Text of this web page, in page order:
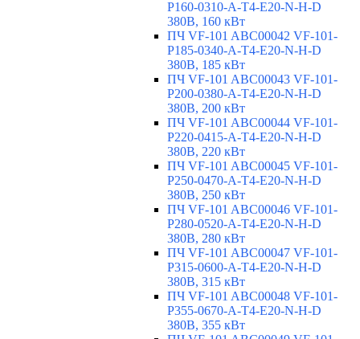
P160-0310-A-T4-E20-N-H-D
380В, 160 кВт
ПЧ VF-101 ABC00042 VF-101-
P185-0340-A-T4-E20-N-H-D
380В, 185 кВт
ПЧ VF-101 ABC00043 VF-101-
P200-0380-A-T4-E20-N-H-D
380В, 200 кВт
ПЧ VF-101 ABC00044 VF-101-
P220-0415-A-T4-E20-N-H-D
380В, 220 кВт
ПЧ VF-101 ABC00045 VF-101-
P250-0470-A-T4-E20-N-H-D
380В, 250 кВт
ПЧ VF-101 ABC00046 VF-101-
P280-0520-A-T4-E20-N-H-D
380В, 280 кВт
ПЧ VF-101 ABC00047 VF-101-
P315-0600-A-T4-E20-N-H-D
380В, 315 кВт
ПЧ VF-101 ABC00048 VF-101-
P355-0670-A-T4-E20-N-H-D
380В, 355 кВт